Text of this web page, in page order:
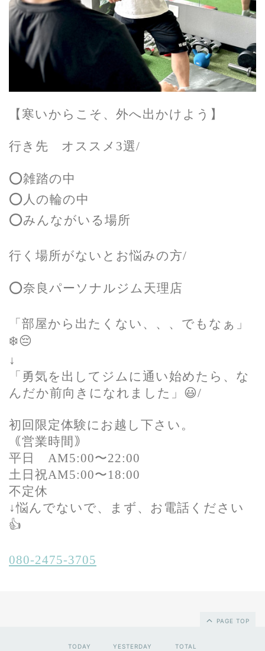
【寒いからこそ、外へ出かけよう】
行き先 オススメ3選/
⭕️雑踏の中
⭕️人の輪の中
⭕️みんながいる場所
行く場所がないとお悩みの方/
⭕️奈良パーソナルジム天理店
「部屋から出たくない、、、でもなぁ」
❄️😔
↓
「勇気を出してジムに通い始めたら、な
んだか前向きになれました」😃/
初回限定体験にお越し下さい。
｟営業時間｠
平日 AM5:00〜22:00
土日祝AM5:00〜18:00
不定休
↓悩んでないで、まず、お電話ください
👍
080-2475-3705
PAGE TOP
TODAY YESTERDAY TOTAL